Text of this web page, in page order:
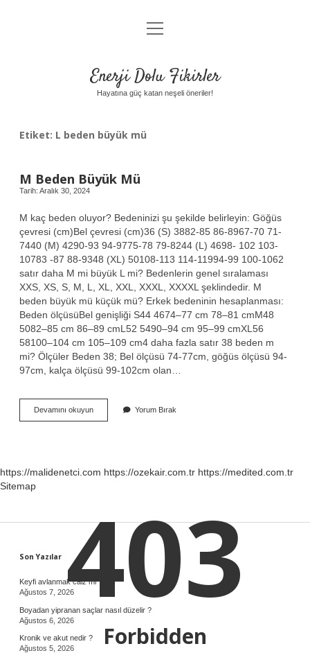
Anasayfa
Yasal Uyarı
menüyü
aç
Enerji Dolu Fikirler
Hayatına güç katan neşeli öneriler!
Etiket: L beden büyük mü
M Beden Büyük Mü
Tarih: Aralık 30, 2024
M kaç beden oluyor? Bedeninizi şu şekilde belirleyin: Göğüs
çevresi (cm)Bel çevresi (cm)36 (S) 3882-85 86-8967-70 71-
7440 (M) 4290-93 94-9775-78 79-8244 (L) 4698- 102 103-
10783 -87 88-9348 (XL) 50108-113 114-11994-99 100-1062
satır daha M mi büyük L mi? Bedenlerin genel sıralaması
XXS, XS, S, M, L, XL, XXL, XXXL, XXXXL şeklindedir. M
beden büyük mü küçük mü? Erkek bedeninin hesaplanması:
Beden ölçüsüBel genişliği S44 4674–77 cm 78–81 cmM48
5082–85 cm 86–89 cmL52 5490–94 cm 95–99 cmXL56
58100–104 cm 105–109 cm4 daha fazla satır 38 beden m
mi? Ölçüler Beden 38; Bel ölçüsü 74-77cm, göğüs ölçüsü 94-
97cm, kalça ölçüsü 99-102cm olan…
Devamını okuyunM
Beden
Yorum Bırak
https://malidenetci.com https://ozekair.com.tr https://medited.com.tr
Sitemap
Sidebar
Son Yazılar
Keyfi avlanmak caiz mi ?
Ağustos 7, 2026
Boyadan yipranan saçlar nasıl düzelir ?
Ağustos 6, 2026
Kronik ve akut nedir ?
Ağustos 5, 2026
403
Forbidden